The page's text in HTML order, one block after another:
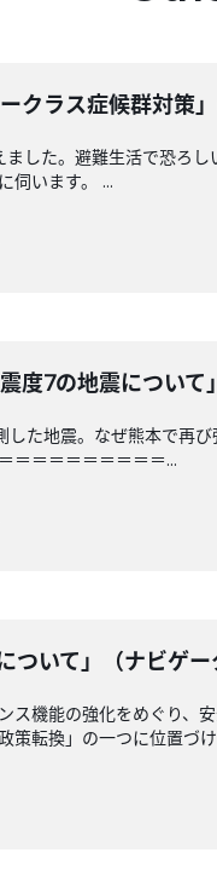
クラス症候群対
した。避難生活で恐ろ
伺います。 ...
度7の地震につい
した地震。なぜ熊本で再
＝＝＝＝＝＝＝＝＝...
ついて」（ナビゲ
ス機能の強化をめぐり、
策転換」の一つに位置づけ